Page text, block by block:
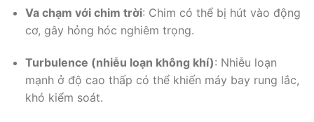
Va chạm với chim trời: Chim có thể bị hút vào động
cơ, gây hỏng hóc nghiêm trọng.
Turbulence (nhiễu loạn không khí): Nhiễu loạn
mạnh ở độ cao thấp có thể khiến máy bay rung lắc,
khó kiểm soát.